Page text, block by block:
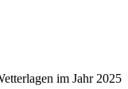
im Jahr 2025